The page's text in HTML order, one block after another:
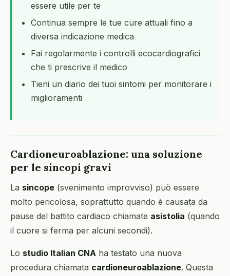
essere utile per te
Continua sempre le tue cure attuali fino a
diversa indicazione medica
Fai regolarmente i controlli ecocardiografici
che ti prescrive il medico
Tieni un diario dei tuoi sintomi per monitorare i
miglioramenti
Cardioneuroablazione: una soluzione
per le sincopi gravi
La sincope (svenimento improvviso) può essere
molto pericolosa, soprattutto quando è causata da
pause del battito cardiaco chiamate asistolia (quando
il cuore si ferma per alcuni secondi).
Lo studio Italian CNA ha testato una nuova
procedura chiamata cardioneuroablazione. Questa